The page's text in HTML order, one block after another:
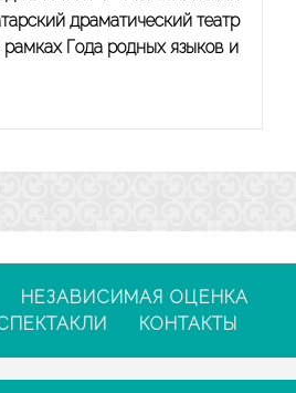
драматический театр
Года родных языков и
НЕЗАВИСИМАЯ ОЦЕНКА
КОНТАКТЫ